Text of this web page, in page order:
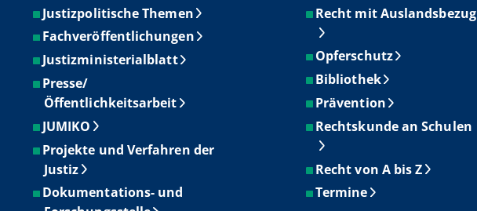
Justizpolitische Themen
Fachveröffentlichungen
Justizministerialblatt
Presse/
Öffentlichkeitsarbeit
JUMIKO
Projekte und Verfahren der
Justiz
Dokumentations- und
Recht mit Auslandsbezug
Opferschutz
Bibliothek
Prävention
Rechtskunde an Schulen
Recht von A bis Z
Termine